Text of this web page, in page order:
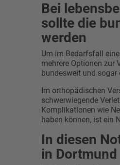
Bei
sollte die
werden
Um im Bedarfsfall
mehrere Optionen zur
bundesweit und
Im orthopädischen
schwerwiegende
Komplikationen wie
haben können, ist ein
In diesen
in